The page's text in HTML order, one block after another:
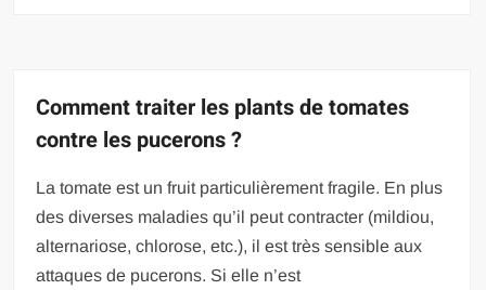
Comment traiter les plants de tomates
contre les pucerons ?
La tomate est un fruit particulièrement fragile. En plus
des diverses maladies qu’il peut contracter (mildiou,
alternariose, chlorose, etc.), il est très sensible aux
attaques de pucerons. Si elle n’est